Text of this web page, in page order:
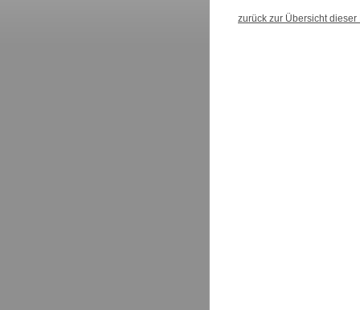
zurück zur Übersicht